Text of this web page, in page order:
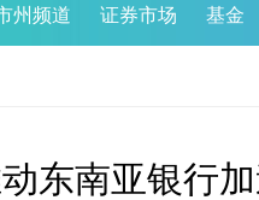
州频道 证券市场 基金
东南亚银行